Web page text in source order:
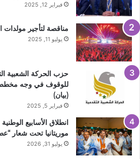
فبراير 12, 2025
مناقصة لتأجير مولدات
يوليو 11, 2025
حزب الحركة الشعبية
للوقوف في وجه مخطط
(بيان)
فبراير 5, 2025
موريتانيا تحت شعار
يوليو 31, 2026